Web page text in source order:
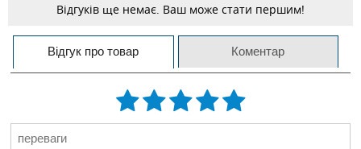
Відгуків ще немає. Ваш може стати першим!
Відгук про товар Коментар